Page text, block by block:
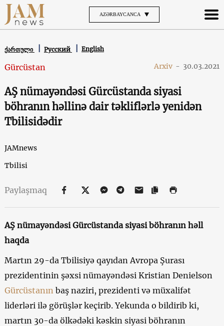
AZƏRBAYCANCA
ქართული Русский English
Gürcüstan Arxiv - 30.03.2021
AŞ nümayəndəsi Gürcüstanda siyasi
böhranın həllinə dair təkliflərlə yenidən
Tbilisidədir
JAMnews
Tbilisi
Paylaşmaq
AŞ nümayəndəsi Gürcüstanda siyasi böhranın həll
haqda
Martın 29-da Tbilisiyə qayıdan Avropa Şurası
prezidentinin şəxsi nümayəndəsi Kristian Denielson
Gürcüstanın baş naziri, prezidenti və müxalifət
liderləri ilə görüşlər keçirib. Yekunda o bildirib ki,
martın 30-da ölkədəki kəskin siyasi böhranın